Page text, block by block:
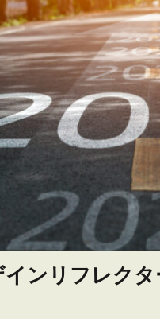
インリフレク